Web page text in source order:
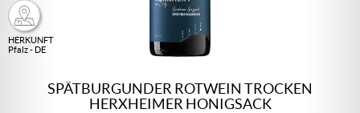
HERKUNFT
Pfalz - DE
SPÄTBURGUNDER ROTWEIN TROCKEN
HERXHEIMER HONIGSACK